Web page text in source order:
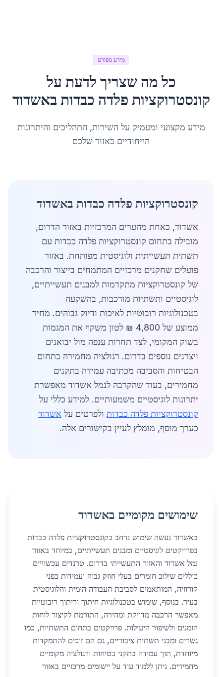
מידע מפורט
כל מה שצריך לדעת על
קונסטרוקציות פלדה כבדות באשדוד
מידע מקצועי ומעמיק על השירות, התהליכים והיתרונות
הייחודיים באזור שלכם
קונסטרוקציות פלדה כבדות באשדוד
אשדוד, כאחת מהערים המרכזיות באזור הדרום,
מובילה בתחום קונסטרוקציות פלדה כבדות עם
תשתית תעשייתית ולוגיסטית מפותחת. באזור
פועלים שחקנים מרכזיים המתמחים בייצור והרכבה
של קונסטרוקציות מתקדמות למבנים תעשייתיים,
לוגיסטיים ותשתיות מורכבות, בהשקעה
בטכנולוגיות רובוטיות לאיכות ודיוק גבוהים. מחיר
ממוצע של 4,800 ₪ לטון משקף את המגמות
בשוק המקומי, לצד תחרות ענפה מול יבואנים
ויצרנים נוספים בדרום. רגולציה מחמירה בתחום
הבטיחות והסביבה מכתיבה עמידה בתקנים
מחמירים, בעוד שהקרבה לנמל אשדוד מאפשרת
יתרונות לוגיסטיים משמעותיים. למידע כללי על
קונסטרוקציות פלדה כבדות ולפרטים על אשדוד
כערך מוסף, מומלץ לעיין בקישורים אלה.
שימושים מקומיים באשדוד
באשדוד נעשה שימוש נרחב בקונסטרוקציות פלדה כבדות
בפרויקטים לוגיסטיים ומבנים תעשייתיים, במיוחד באזור
נמל אשדוד והאזור התעשייתי בדרום. טרנדים עכשוויים
כוללים שילוב חומרים בעלי חוזק גבוה ועמידות בפני
קורוזיה, המותאמים לסביבת העבודה הימית והלוגיסטית
בעיר. בנוסף, שימוש בטכנולוגיות חיתוך וריתוך רובוטיות
מאפשר הרכבה מדויקת ומהירה, התורמת לקיצור לוחות
הזמנים ולשיפור היעילות. פרויקטים בתחום התשתיות, כמו
גשרים ומבני תשתית ציבוריים, גם הם זוכים להתמקדות
מיוחדת, תוך עמידה בתקני בטיחות ורגולציה מקומיים
מחמירים. ניתן ללמוד עוד על יישומים מרכזיים באזור